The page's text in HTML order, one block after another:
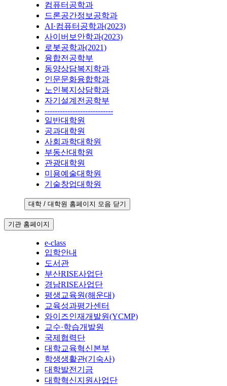
컴퓨터공학과
드론공간정보공학과
AI·컴퓨터공학과(2023)
사이버보안학과(2023)
로봇공학과(2021)
융합전공학부
동양상담복지학과
인문문화융합학과
노인복지상담학과
자기설계전공학부
---------------------------
일반대학원
공과대학원
사회과학대학원
부동산대학원
관광대학원
미용예술대학원
기술창업대학원
대학 / 대학원 홈페이지 모음 닫기
기관 홈페이지
e-class
입학안내
도서관
부산RISE사업단
경남RISE사업단
평생교육원(해운대)
교육성과평가센터
와이즈인재개발원(YCMP)
교수·학습개발원
국제협력단
대학교육혁신본부
학생생활관(기숙사)
대학발전기금
대학혁신지원사업단